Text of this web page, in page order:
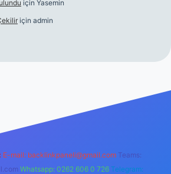
için Yasemin
için admin
E-mail: backlinkpaneli@gmail.com Teams:
Whatsapp: 0262 606 0 726 Telegram: